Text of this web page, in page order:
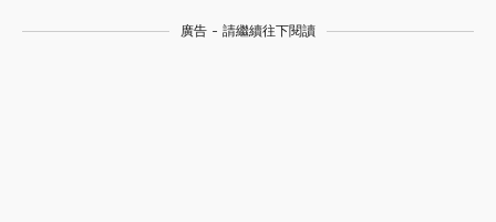
廣告 - 請繼續往下閱讀